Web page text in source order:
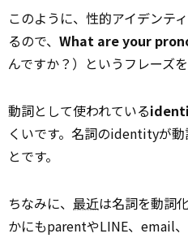
このように、性的アイデンテ
るので、 What are your
んですか？）というフレーズを
動詞として使われている
くいです。名詞のidentityが
とです。
ちなみに、 最近は名詞を動詞
かにもparentやLINE、email